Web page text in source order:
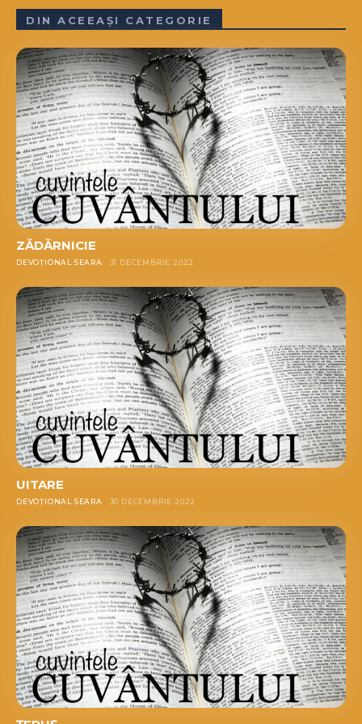
DIN ACEEAȘI CATEGORIE
ZĂDĂRNICIE
DEVOȚIONAL SEARA 31 DECEMBRIE 2022
UITARE
DEVOȚIONAL SEARA 30 DECEMBRIE 2022